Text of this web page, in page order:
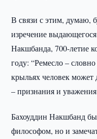
В связи с этим, думаю,
изречение
Накшбанда, 700-летие
году: “Ремесло –
крыльях человек
– признания и
Бахоуддин Накшбанд
философом, но и